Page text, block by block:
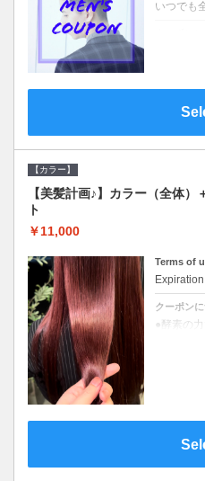
いつでも
気軽なス
【カラー】
【美髪計画♪】カラー（全体
ト
￥11,000
Terms of
Expiration
クーポン
●酵素の
トメント
ーポンご